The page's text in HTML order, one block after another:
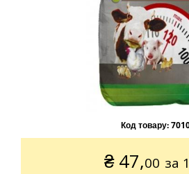
Код товару:
₴ 47,00 за